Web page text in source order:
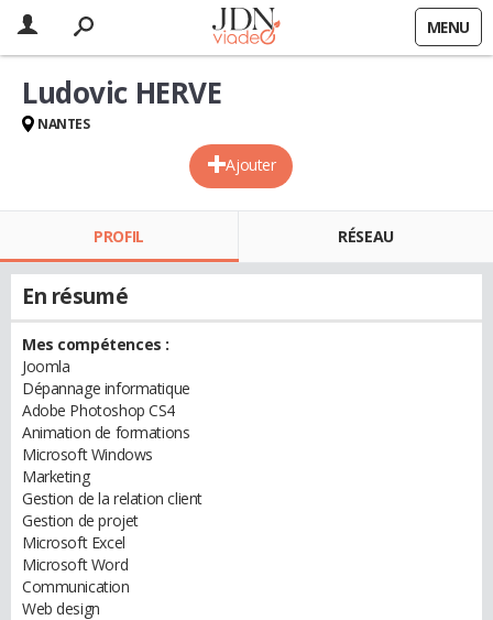
MENU
Ajouter
Ludovic HERVE
NANTES
PROFIL RÉSEAU
En résumé
Mes compétences :
Joomla
Dépannage informatique
Adobe Photoshop CS4
Animation de formations
Microsoft Windows
Marketing
Gestion de la relation client
Gestion de projet
Microsoft Excel
Microsoft Word
Communication
Web design